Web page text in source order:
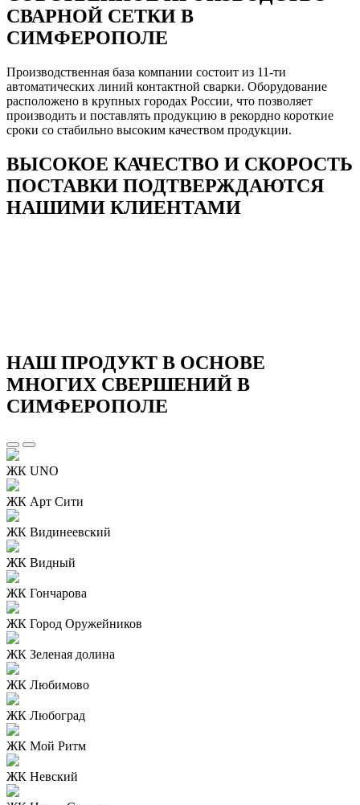
СВАРНОЙ СЕТКИ В
СИМФЕРОПОЛЕ
Производственная база компании состоит из 11-ти
автоматических линий контактной сварки. Оборудование
расположено в крупных городах России, что позволяет
производить и поставлять продукцию в рекордно короткие
сроки со стабильно высоким качеством продукции.
ВЫСОКОЕ КАЧЕСТВО И СКОРОСТЬ
ПОСТАВКИ ПОДТВЕРЖДАЮТСЯ
НАШИМИ КЛИЕНТАМИ
НАШ ПРОДУКТ В ОСНОВЕ
МНОГИХ СВЕРШЕНИЙ В
СИМФЕРОПОЛЕ
ЖК UNO
ЖК Арт Сити
ЖК Видинеевский
ЖК Видный
ЖК Гончарова
ЖК Город Оружейников
ЖК Зеленая долина
ЖК Любимово
ЖК Любоград
ЖК Мой Ритм
ЖК Невский